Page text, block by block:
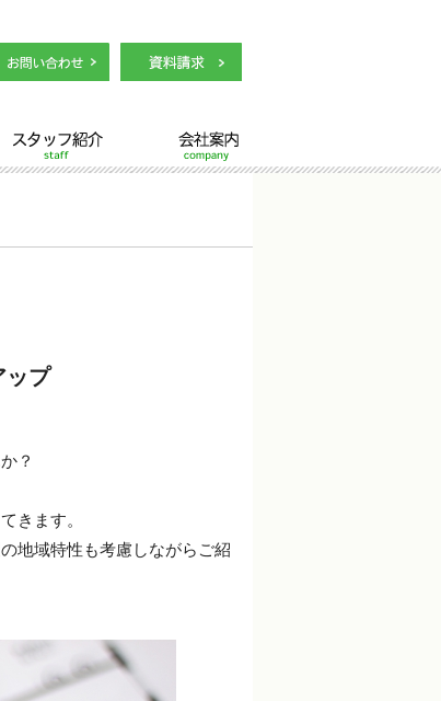
フ紹介 会社案内
ップ
？
きます。
地域特性も考慮しながらご紹